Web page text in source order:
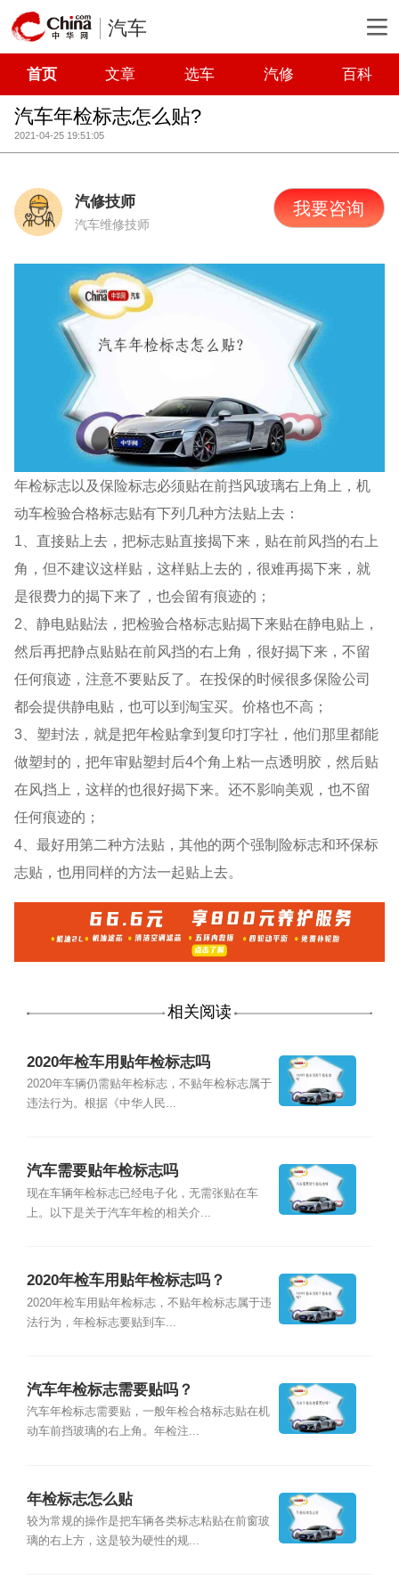
汽车
首页 文章 选车 汽修 百科
汽车年检标志怎么贴?
2021-04-25 19:51:05
汽修技师
汽车维修技师
我要咨询
年检标志以及保险标志必须贴在前挡风玻璃右上角上，机
动车检验合格标志贴有下列几种方法贴上去：
1、直接贴上去，把标志贴直接揭下来，贴在前风挡的右上
角，但不建议这样贴，这样贴上去的，很难再揭下来，就
是很费力的揭下来了，也会留有痕迹的；
2、静电贴贴法，把检验合格标志贴揭下来贴在静电贴上，
然后再把静点贴贴在前风挡的右上角，很好揭下来，不留
任何痕迹，注意不要贴反了。在投保的时候很多保险公司
都会提供静电贴，也可以到淘宝买。价格也不高；
3、塑封法，就是把年检贴拿到复印打字社，他们那里都能
做塑封的，把年审贴塑封后4个角上粘一点透明胶，然后贴
在风挡上，这样的也很好揭下来。还不影响美观，也不留
任何痕迹的；
4、最好用第二种方法贴，其他的两个强制险标志和环保标
志贴，也用同样的方法一起贴上去。
相关阅读
2020年检车用贴年检标志吗
2020年车辆仍需贴年检标志，不贴年检标志属于
违法行为。根据《中华人民...
汽车需要贴年检标志吗
现在车辆年检标志已经电子化，无需张贴在车
上。以下是关于汽车年检的相关介...
2020年检车用贴年检标志吗？
2020年检车用贴年检标志，不贴年检标志属于违
法行为，年检标志要贴到车...
汽车年检标志需要贴吗？
汽车年检标志需要贴，一般年检合格标志贴在机
动车前挡玻璃的右上角。年检注...
年检标志怎么贴
较为常规的操作是把车辆各类标志粘贴在前窗玻
璃的右上方，这是较为硬性的规...